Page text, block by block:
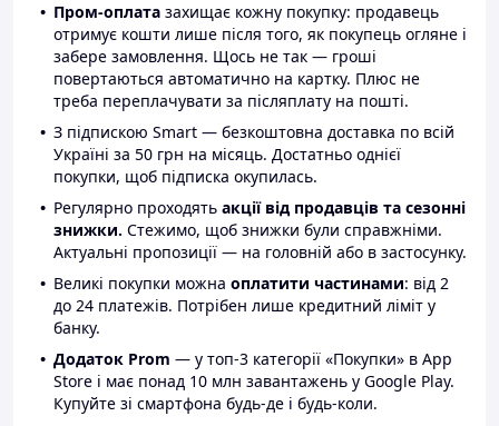
Пром-оплата захищає кожну покупку: продавець
отримує кошти лише після того, як покупець огляне і
забере замовлення. Щось не так — гроші
повертаються автоматично на картку. Плюс не
треба переплачувати за післяплату на пошті.
З підпискою Smart — безкоштовна доставка по всій
Україні за 50 грн на місяць. Достатньо однієї
покупки, щоб підписка окупилась.
Регулярно проходять акції від продавців та сезонні
знижки. Стежимо, щоб знижки були справжніми.
Актуальні пропозиції — на головній або в застосунку.
Великі покупки можна оплатити частинами: від 2
до 24 платежів. Потрібен лише кредитний ліміт у
банку.
Додаток Prom — у топ-3 категорії «Покупки» в App
Store і має понад 10 млн завантажень у Google Play.
Купуйте зі смартфона будь-де і будь-коли.